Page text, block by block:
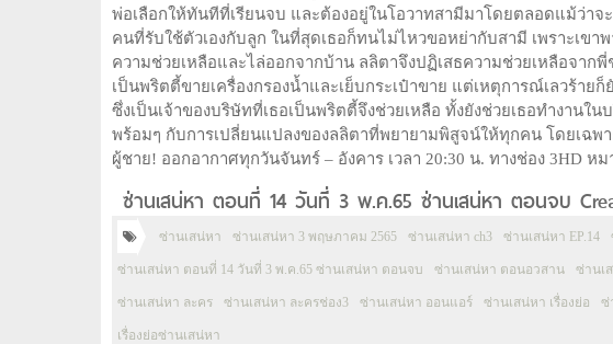
พ่อเลือกให้ทันทีที่เรียนจบ และต้องอยู่ในโอวาทสามีมาโดยตลอดแม้ว่าจ
คนที่รับใช้ตัวเองกับลูก ในที่สุดเธอก็ทนไม่ไหวขอหย่ากับสามี เพราะเข
ความช่วยเหลือและไล่ออกจากบ้าน ลลิตาจึงปฏิเสธความช่วยเหลือจา
เป็นพริตตี้ขายเครื่องกรองน้ำและเย็บกระเป๋าขาย แต่เหตุการณ์เลวร้า
ซึ่งเป็นเจ้าของบริษัทที่เธอเป็นพริตตี้จึงช่วยเหลือ ทั้งยังช่วยเธอทำงานใ
พร้อมๆ กับการเปลี่ยนแปลงของลลิตาที่พยายามพิสูจน์ให้ทุกคน โดยเฉพ
ผู้ชาย! ออกอากาศทุกวันจันทร์ – อังคาร เวลา 20:30 น. ทางช่อง 3HD หม
ซ่านเสน่หา ตอนที่ 14 วันที่ 3 พ.ค.65 ซ่านเสน่หา ตอนจบ
ซ่านเสน่หา ซ่านเสน่หา 3 พฤษภาคม 2565 ซ่านเสน่หา ch3 ซ่านเสน่หา EP.14
ซ่านเสน่หา ตอนที่ 14 วันที่ 3 พ.ค.65 ซ่านเสน่หา ตอนจบ ซ่านเสน่หา ตอนอวสาน ซ่านเ
ซ่านเสน่หา ละคร ซ่านเสน่หา ละครช่อง3 ซ่านเสน่หา ออนแอร์ ซ่านเสน่หา เรื่องย่อ ซ่
เรื่องย่อซ่านเสน่หา